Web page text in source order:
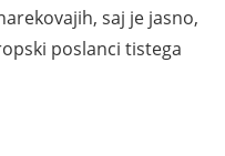
saj je jasno,
poslanci tistega